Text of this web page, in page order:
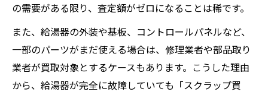
の需要がある限り、査定額がゼロになることは稀です。
また、給湯器の外装や基板、コントロールパネルなど、
一部のパーツがまだ使える場合は、修理業者や部品取り
業者が買取対象とするケースもあります。こうした理由
から、給湯器が完全に故障していても「スクラップ買